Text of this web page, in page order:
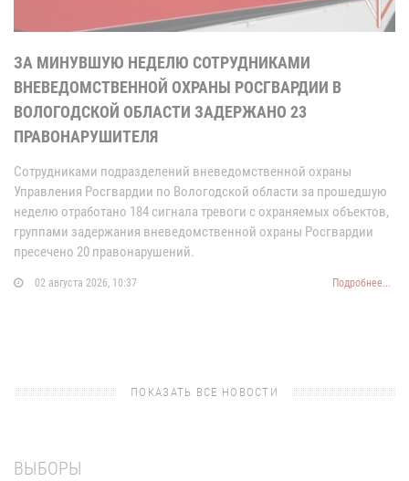
ЗА МИНУВШУЮ НЕДЕЛЮ СОТРУДНИКАМИ
ВНЕВЕДОМСТВЕННОЙ ОХРАНЫ РОСГВАРДИИ В
ВОЛОГОДСКОЙ ОБЛАСТИ ЗАДЕРЖАНО 23
ПРАВОНАРУШИТЕЛЯ
Сотрудниками подразделений вневедомственной охраны
Управления Росгвардии по Вологодской области за прошедшую
неделю отработано 184 сигнала тревоги с охраняемых объектов,
группами задержания вневедомственной охраны Росгвардии
пресечено 20 правонарушений.
02 августа 2026, 10:37 Подробнее...
ПОКАЗАТЬ ВСЕ НОВОСТИ
ВЫБОРЫ